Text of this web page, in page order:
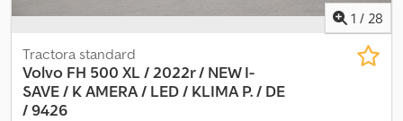
1 / 28
Tractora standard
Volvo FH 500 XL / 2022r / NEW I-
SAVE / KAMERA / LED / KLIMA P. / DE
/ 9426